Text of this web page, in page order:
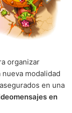
organizar
nueva modalidad
asegurados en una
en